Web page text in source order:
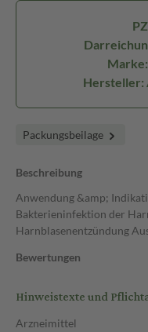
Hersteller:
Packungsbeilage
Beschreibung
Anwendung &amp;
Bakterieninfektion der
Harnblasenentzündung
Bewertungen
Hinweistexte und
Arzneimittel